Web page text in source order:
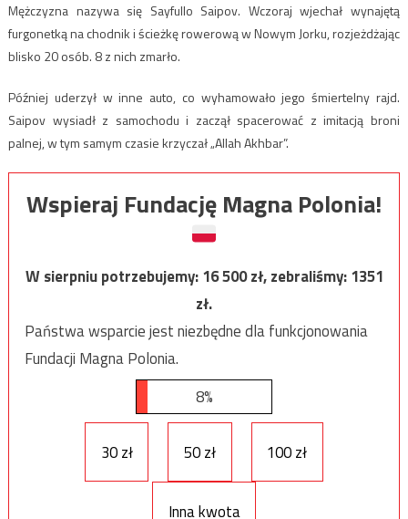
Mężczyzna nazywa się Sayfullo Saipov. Wczoraj wjechał wynajętą
furgonetką na chodnik i ścieżkę rowerową w Nowym Jorku, rozjeżdżając
blisko 20 osób. 8 z nich zmarło.
Później uderzył w inne auto, co wyhamowało jego śmiertelny rajd.
Saipov wysiadł z samochodu i zaczął spacerować z imitacją broni
palnej, w tym samym czasie krzyczał „Allah Akhbar”.
Wspieraj Fundację Magna Polonia!
W sierpniu potrzebujemy:16 500zł, zebraliśmy:1351
zł.
Państwa wsparcie jest niezbędne dla funkcjonowania
Fundacji Magna Polonia.
8%
30 zł 50 zł 100 zł
Inna kwota